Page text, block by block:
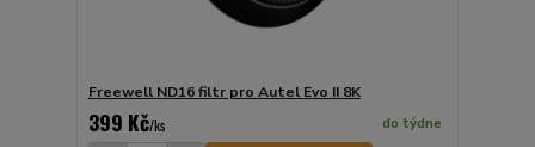
Freewell ND16 filtr pro Autel Evo II 8K
399 Kč/ks do týdne